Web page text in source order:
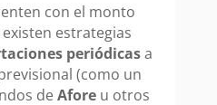
con el monto
estrategias
periódicasa
(como un
deAforeu otros